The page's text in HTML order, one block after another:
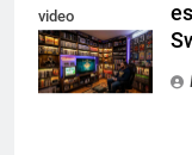
video
collectionneur